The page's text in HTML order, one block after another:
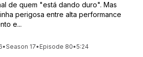
de quem "está dando duro". Mas
perigosa entre alta performance
e...
•Season 17• Episode 80•5:24